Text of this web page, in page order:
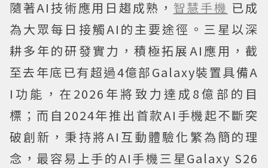
隨著AI技術應用日趨成熟， 智慧手機 已成
為大眾每日接觸AI的主要途徑。三星以深
耕多年的研發實力，積極拓展AI應用，截
至去年底已有超過4億部Galaxy裝置具備A
I功能，在2026年將致力達成8億部的目
標；而自2024年推出首款AI手機起不斷突
破創新，秉持將AI互動體驗化繁為簡的理
念，最容易上手的AI手機三星Galaxy S26